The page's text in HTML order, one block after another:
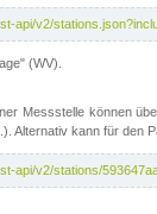
api/v2/
(WV).
Messstelle können
Alternativ kann für den
api/v2/stations/